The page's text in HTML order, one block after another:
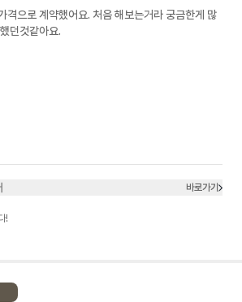
격으로 계약했어요. 처음 해보는거라 궁금한게 많
던것같아요.
바로가기
!